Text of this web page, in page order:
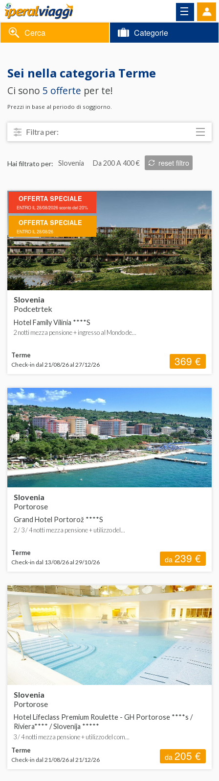
Volantino
Area
riservata
Informazioni
Contatti
Cerca Categorie
Sei nella categoria Terme
Ci sono 5 offerte per te!
Prezzi in base al periodo di soggiorno.
Filtra per:
Prezzo
Trattamento
Struttura
ORDINA
Hai filtrato per: Slovenia Da 200 A 400 € reset filtro
OFFERTA SPECIALE
ENTRO IL 28/08/2026 sconto del 20%
OFFERTA SPECIALE
ENTRO IL 28/08/26
Slovenia
Podcetrtek
Hotel Family Vilinia ****S
2 notti mezza pensione + ingresso al Mondo de...
Terme
Check-in dal 21/08/26 al 27/12/26 369 €
Slovenia
Portorose
Grand Hotel Portorož ****S
2 / 3 / 4 notti mezza pensione + utilizzo del...
Terme
Check-in dal 13/08/26 al 29/10/26 da239 €
Slovenia
Portorose
Hotel Lifeclass Premium Roulette - GH Portorose ****s /
Riviera**** / Slovenija *****
3 / 4 notti mezza pensione + utilizzo del com...
Terme
Check-in dal 21/08/26 al 21/12/26 da205 €